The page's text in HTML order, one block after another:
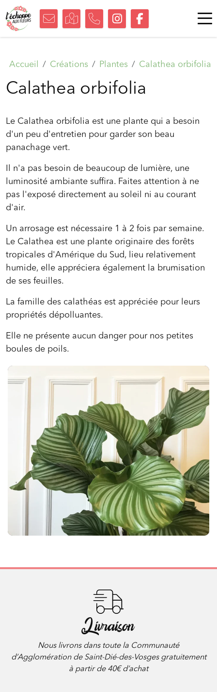
Accueil Créations Plantes Calathea orbifolia
Calathea orbifolia
Le Calathea orbifolia est une plante qui a besoin
d'un peu d'entretien pour garder son beau
panachage vert.
Il n'a pas besoin de beaucoup de lumière, une
luminosité ambiante suffira. Faites attention à ne
pas l'exposé directement au soleil ni au courant
d'air.
Un arrosage est nécessaire 1 à 2 fois par semaine.
Le Calathea est une plante originaire des forêts
tropicales d'Amérique du Sud, lieu relativement
humide, elle appréciera également la brumisation
de ses feuilles.
La famille des calathéas est appréciée pour leurs
propriétés dépolluantes.
Elle ne présente aucun danger pour nos petites
boules de poils.
Livraison
Nous livrons dans toute la Communauté
d’Agglomération de Saint-Dié-des-Vosges gratuitement
à partir de 40€ d’achat